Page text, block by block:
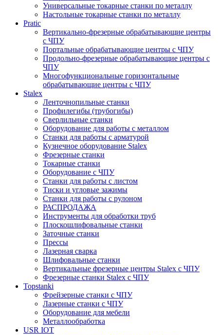
Универсальные токарные станки по металлу
Настольные токарные станки по металлу
Pratic
Вертикально-фрезерные обрабатывающие центры
с ЧПУ
Портальные обрабатывающие центры с ЧПУ
Продольно-фрезерные обрабатывающие центры с
ЧПУ
Многофункциональные горизонтальные
обрабатывающие центры с ЧПУ
Stalex
Ленточнопильные станки
Профилегибы (трубогибы)
Сверлильные станки
Оборудование для работы с металлом
Станки для работы с арматурой
Кузнечное оборудование Stalex
Фрезерные станки
Токарные станки
Оборудование с ЧПУ
Станки для работы с листом
Тиски и угловые зажимы
Станки для работы с рулоном
РАСПРОДАЖА
Инструменты для обработки труб
Плоскошлифовальные станки
Заточные станки
Прессы
Лазерная сварка
Шлифовальные станки
Вертикальные фрезерные центры Stalex с ЧПУ
Фрезерные станки Stalex с ЧПУ
Topstanki
Фрейзерные станки с ЧПУ
Лазерные станки с ЧПУ
Оборудование для мебели
Металлообработка
USR IOT